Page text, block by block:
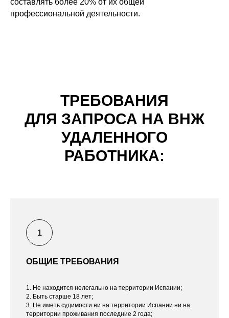
составлять более 20% от их общей
профессиональной деятельности.
ТРЕБОВАНИЯ
ДЛЯ ЗАПРОСА НА ВНЖ
УДАЛЕННОГО
РАБОТНИКА:
ОБЩИЕ ТРЕБОВАНИЯ
1. Не находится нелегально на территории Испании;
2. Быть старше 18 лет;
3. Не иметь судимости ни на территории Испании ни на
территории проживания последние 2 года;